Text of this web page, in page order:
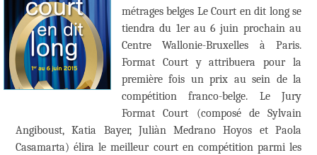
métrages belges Le Court en dit long se
tiendra du 1er au 6 juin prochain au
Centre Wallonie-Bruxelles à Paris.
Format Court y attribuera pour la
première fois un prix au sein de la
compétition franco-belge. Le Jury
Format Court (composé de Sylvain
Angiboust, Katia Bayer, Juliàn Medrano Hoyos et Paola
Casamarta) élira le meilleur court en compétition parmi les